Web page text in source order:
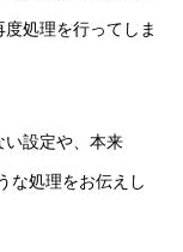
処理を行ってしま
い設定や、本来
な処理をお伝えし